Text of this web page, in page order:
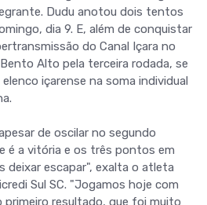
Dudu anotou dois tentos
dia 9. E, além de conquistar
do Canal Içara no
Alto pela terceira rodada, se
içarense na soma individual
de oscilar no segundo
é a vitória e os três pontos em
deixar escapar", exalta o atleta
Sul SC. "Jogamos hoje com